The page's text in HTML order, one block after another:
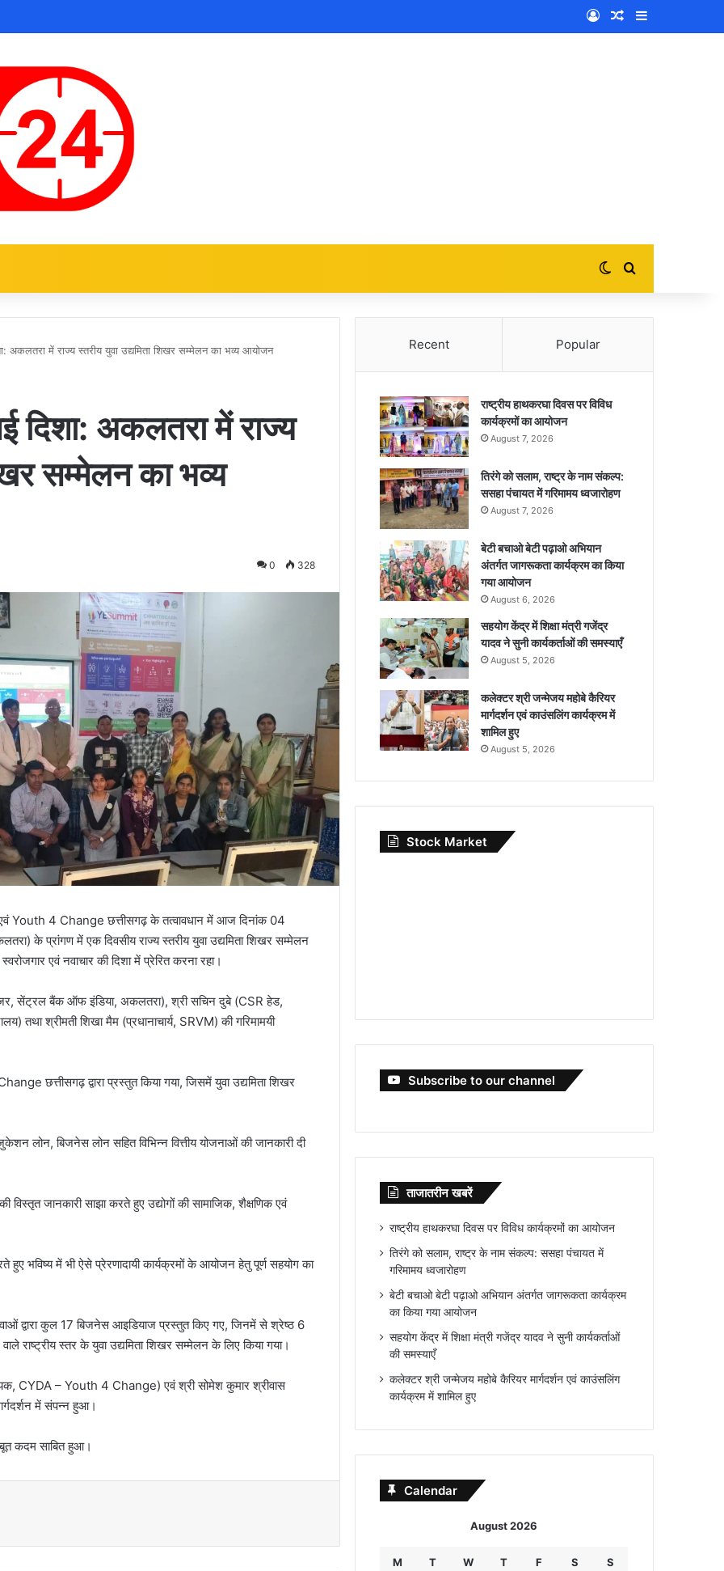
Log InRandom Article
Switch skin
अकलतरा में राज्य स्तरीय युवा उद्यमिता शिखर सम्मेलन का भव्य आयोजन
दिशा: अकलतरा में राज्य
सम्मेलन का भव्य
0 328
4 Change छत्तीसगढ़ के तत्वावधान में आज दिनांक 04
के प्रांगण में एक दिवसीय राज्य स्तरीय युवा उद्यमिता शिखर सम्मेलन
एवं नवाचार की दिशा में प्रेरित करना रहा।
सेंट्रल बैंक ऑफ इंडिया, अकलतरा), श्री सचिन दुबे (CSR हेड,
तथा श्रीमती शिखा मैम (प्रधानाचार्य, SRVM) की गरिमामयी
छत्तीसगढ़ द्वारा प्रस्तुत किया गया, जिसमें युवा उद्यमिता शिखर
लोन, बिजनेस लोन सहित विभिन्न वित्तीय योजनाओं की जानकारी दी
विस्तृत जानकारी साझा करते हुए उद्योगों की सामाजिक, शैक्षणिक एवं
भविष्य में भी ऐसे प्रेरणादायी कार्यक्रमों के आयोजन हेतु पूर्ण सहयोग का
द्वारा कुल 17 बिजनेस आइडियाज प्रस्तुत किए गए, जिनमें से श्रेष्ठ 6
राष्ट्रीय स्तर के युवा उद्यमिता शिखर सम्मेलन के लिए किया गया।
CYDA – Youth 4 Change) एवं श्री सोमेश कुमार श्रीवास
में संपन्न हुआ।
कदम साबित हुआ।
Recent Popular
राष्ट्रीय हाथकरघा दिवस पर विविध
कार्यक्रमों का आयोजन
August 7, 2026
तिरंगे को सलाम, राष्ट्र के नाम संकल्प:
ससहा पंचायत में गरिमामय ध्वजारोहण
August 7, 2026
बेटी बचाओ बेटी पढ़ाओ अभियान
अंतर्गत जागरूकता कार्यक्रम का किया
गया आयोजन
August 6, 2026
सहयोग केंद्र में शिक्षा मंत्री गजेंद्र
यादव ने सुनी कार्यकर्ताओं की समस्याएँ
August 5, 2026
कलेक्टर श्री जन्मेजय महोबे कैरियर
मार्गदर्शन एवं काउंसलिंग कार्यक्रम में
शामिल हुए
August 5, 2026
Stock Market
Subscribe to our channel
ताजातरीन खबरें
राष्ट्रीय हाथकरघा दिवस पर विविध कार्यक्रमों का आयोजन
तिरंगे को सलाम, राष्ट्र के नाम संकल्प: ससहा पंचायत में
गरिमामय ध्वजारोहण
बेटी बचाओ बेटी पढ़ाओ अभियान अंतर्गत जागरूकता कार्यक्रम
का किया गया आयोजन
सहयोग केंद्र में शिक्षा मंत्री गजेंद्र यादव ने सुनी कार्यकर्ताओं
की समस्याएँ
कलेक्टर श्री जन्मेजय महोबे कैरियर मार्गदर्शन एवं काउंसलिंग
कार्यक्रम में शामिल हुए
Calendar
August 2026
M T W T F S S